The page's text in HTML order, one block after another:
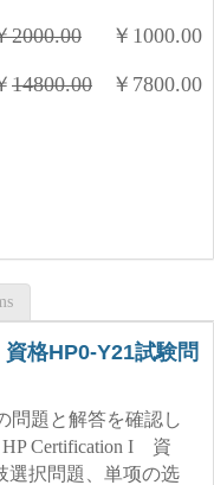
2000.00 ￥ 1000.00
14800.00 ￥ 7800.00
HP0-Y21試験問
問題と解答を確認し
Certification I 資
選択問題、単项の选